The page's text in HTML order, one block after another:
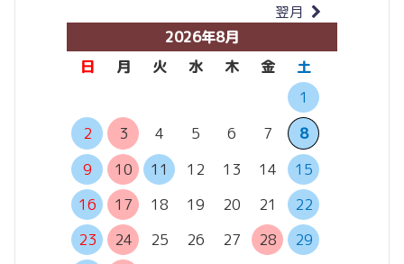
翌月
2026年8月
日
月 火 水 木 金
土
1
2
3 4 5 6 7
8
9
10 11 12 13 14
15
16
17 18 19 20 21
22
23
24 25 26 27 28
29